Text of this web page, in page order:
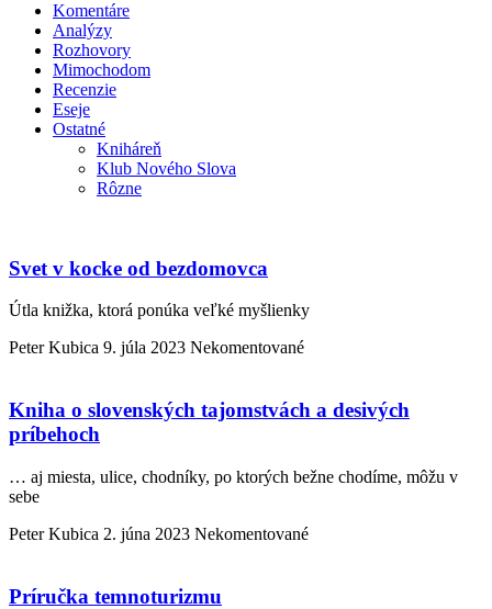
Komentáre
Analýzy
Rozhovory
Mimochodom
Recenzie
Eseje
Ostatné
Kniháreň
Klub Nového Slova
Rôzne
Svet v kocke od bezdomovca
Útla knižka, ktorá ponúka veľké myšlienky
Peter Kubica 9. júla 2023 Nekomentované
Kniha o slovenských tajomstvách a desivých
príbehoch
… aj miesta, ulice, chodníky, po ktorých bežne chodíme, môžu v
sebe
Peter Kubica 2. júna 2023 Nekomentované
Príručka temnoturizmu